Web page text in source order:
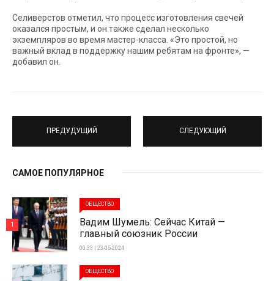
Селиверстов отметил, что процесс изготовления свечей
оказался простым, и он также сделал несколько
экземпляров во время мастер-класса. «Это простой, но
важный вклад в поддержку нашим ребятам на фронте», —
добавил он.
ПРЕДУДУЩИЙ СЛЕДУЮЩИЙ
САМОЕ ПОПУЛЯРНОЕ
ОБЩЕСТВО
Вадим Шумель: Сейчас Китай —
главный союзник России
00:33 | 23-05-2024
1
ОБЩЕСТВО